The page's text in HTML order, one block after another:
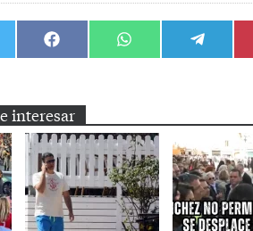
Compartir
en
Compartir
en
Compartir
en
interesar